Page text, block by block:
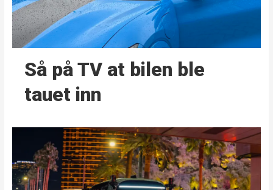
Så på TV at bilen ble
tauet inn